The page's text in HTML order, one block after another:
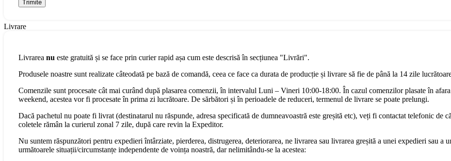
Livrare
Livrarea nu este gratuită și se face prin curier rapid așa cum este descrisă în secțiunea "Livrări".
Produsele noastre sunt realizate câteodată pe bază de comandă, ceea ce face ca durata de producție și livrare să fie de până la 14 zile
Comenzile sunt procesate cât mai curând după plasarea comenzii, în intervalul Luni – Vineri 10:00-18:00. În cazul comenzilor plasate în
weekend, acestea vor fi procesate în prima zi lucrătoare. De sărbători și în perioadele de reduceri, termenul de livrare se poate prelungi.
Dacă pachetul nu poate fi livrat (destinatarul nu răspunde, adresa specificată de dumneavoastră este greșită etc), veți fi contactat telefonic de
coletele rămân la curierul zonal 7 zile, după care revin la Expeditor.
Nu suntem răspunzători pentru expedieri întârziate, pierderea, distrugerea, deteriorarea, ne livrarea sau livrarea greșită a unei expedieri sau a
următoarele situații/circumstanțe independente de voința noastră, dar nelimitându-se la acestea: